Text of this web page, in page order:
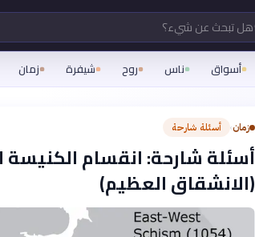
هل تبحث عن شيء؟
أسواق ناس روح شيفرة زمان
زمان› أسئلة شارحة
أسئلة شارحة: انقسام الكنيسة
(الانشقاق العظيم)